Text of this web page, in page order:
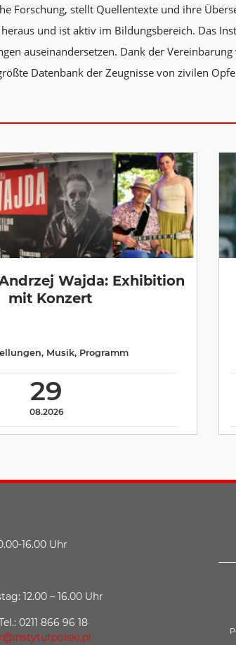
Forschung, stellt Quellentexte und ihre
und ist aktiv im Bildungsbereich. Das
auseinandersetzen. Dank der
Datenbank der Zeugnisse von zivilen
Wajda: Exhibition
mit Konzert
29
08.2026
, Musik, Programm
16.00 Uhr
12.00 – 16.00 Uhr
0211 866 96 18